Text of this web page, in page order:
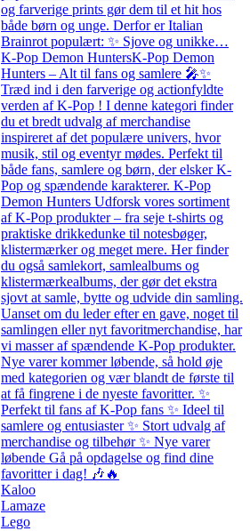
og farverige prints gør dem til et hit hos
både børn og unge. Derfor er Italian
Brainrot populært: ✨ Sjove og unikke…
K-Pop Demon HuntersK-Pop Demon
Hunters – Alt til fans og samlere 🎤✨
Træd ind i den farverige og actionfyldte
verden af K-Pop ! I denne kategori finder
du et bredt udvalg af merchandise
inspireret af det populære univers, hvor
musik, stil og eventyr mødes. Perfekt til
både fans, samlere og børn, der elsker K-
Pop og spændende karakterer. K-Pop
Demon Hunters Udforsk vores sortiment
af K-Pop produkter – fra seje t-shirts og
praktiske drikkedunke til notesbøger,
klistermærker og meget mere. Her finder
du også samlekort, samlealbums og
klistermærkealbums, der gør det ekstra
sjovt at samle, bytte og udvide din samling.
Uanset om du leder efter en gave, noget til
samlingen eller nyt favoritmerchandise, har
vi masser af spændende K-Pop produkter.
Nye varer kommer løbende, så hold øje
med kategorien og vær blandt de første til
at få fingrene i de nyeste favoritter. ✨
Perfekt til fans af K-Pop fans ✨ Ideel til
samlere og entusiaster ✨ Stort udvalg af
merchandise og tilbehør ✨ Nye varer
løbende Gå på opdagelse og find dine
favoritter i dag! 🎶🔥
Kaloo
Lamaze
Lego